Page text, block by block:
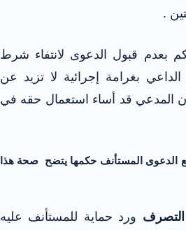
.
بعدم قبول الدعوى لانتفاء شرط
بغرامة إجرائية لا تزيد عن
المدعي قد أساء استعمال حقه في
الدعوى المستأنف حكمها يتضح صحة هذا
ورد حماية للمستأنف عليه